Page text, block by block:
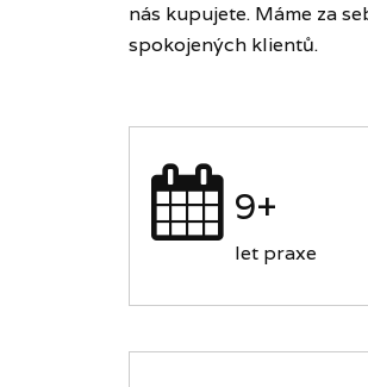
nás kupujete. Máme za
spokojených klientů.
9+
let praxe